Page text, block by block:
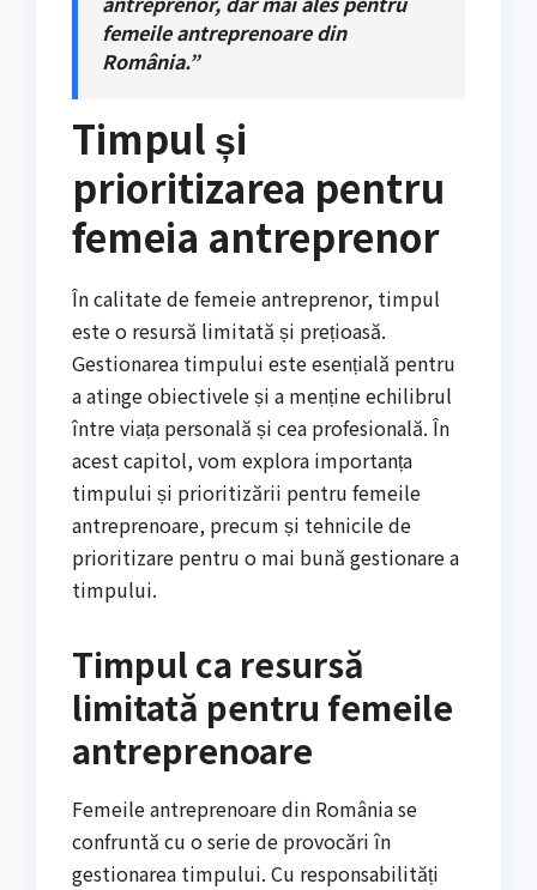
femeile antreprenoare din
România.”
Timpul și
prioritizarea pentru
femeia antreprenor
În calitate de femeie antreprenor, timpul
este o resursă limitată și prețioasă.
Gestionarea timpului este esențială pentru
a atinge obiectivele și a menține echilibrul
între viața personală și cea profesională. În
acest capitol, vom explora importanța
timpului și prioritizării pentru femeile
antreprenoare, precum și tehnicile de
prioritizare pentru o mai bună gestionare a
timpului.
Timpul ca resursă
limitată pentru femeile
antreprenoare
Femeile antreprenoare din România se
confruntă cu o serie de provocări în
gestionarea timpului. Cu responsabilități